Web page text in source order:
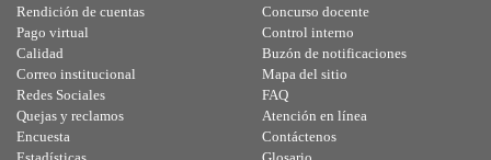
Rendición de cuentas
Pago virtual
Calidad
Concurso docente
Control interno
Buzón de notificaciones
Correo institucional
Redes Sociales
Quejas y reclamos
Encuesta
Mapa del sitio
FAQ
Atención en línea
Contáctenos